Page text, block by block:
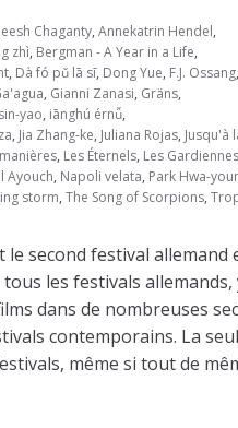
Chaganty, Annekatrin Hendel,
zhì, Bergman - A Year in a Life,
, Dà fó pǔ lā sī, Dong Yue, F.J. Ossang,
, Gianni Zanasi, Gräns,
yao, iānghú érnǚ,
, Jia Zhang-ke, Juliana Rojas, Jusqu'à
, Les Éternels, Les Gardiennes
Ayouch, Napoli velata, Park Hwa-
storm, The Song of Scorpions,
second festival allemand
les festivals allemands,
dans de nombreuses
contemporains. La
même si tout de